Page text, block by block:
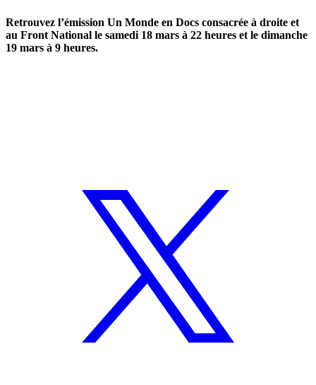
Retrouvez l’émission Un Monde en Docs consacrée à droite et
au Front National le samedi 18 mars à 22 heures et le dimanche
19 mars à 9 heures.